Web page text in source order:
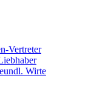
Vertreter
Wirte